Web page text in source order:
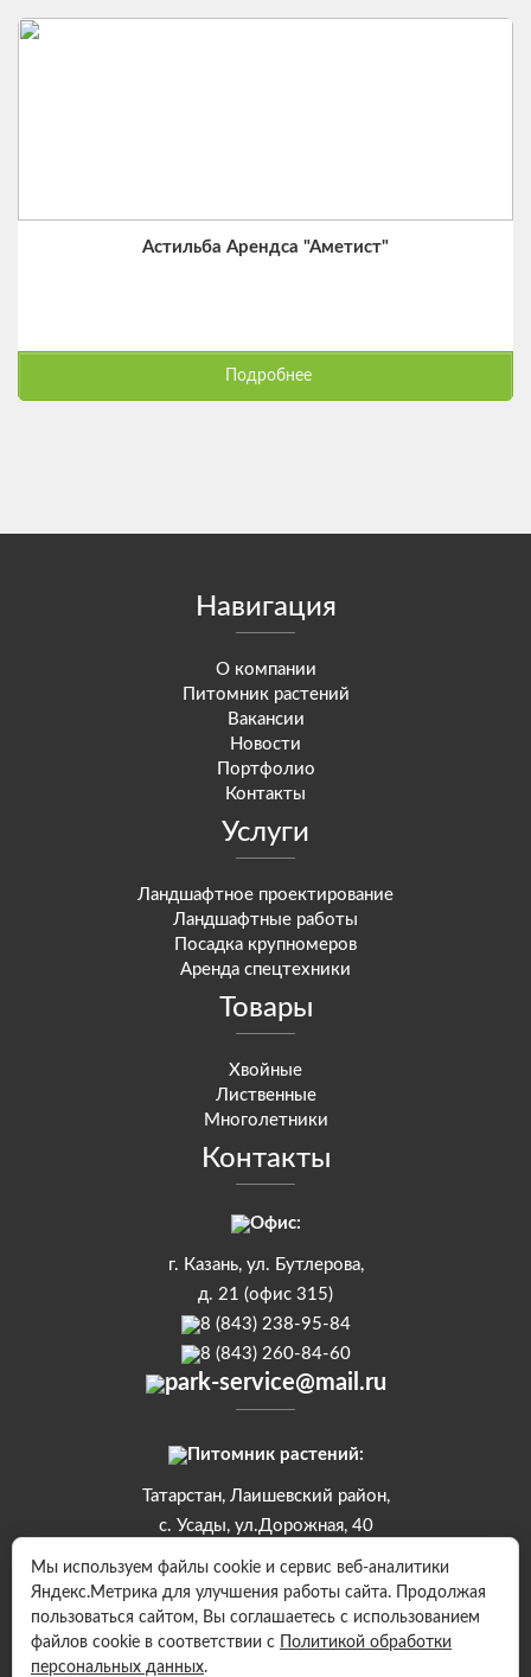
Астильба Арендса "Аметист"
Подробнее
Навигация
О компании
Питомник растений
Вакансии
Новости
Портфолио
Контакты
Услуги
Ландшафтное проектирование
Ландшафтные работы
Посадка крупномеров
Аренда спецтехники
Товары
Хвойные
Лиственные
Многолетники
Контакты
Офис:
г. Казань, ул. Бутлерова,
д. 21 (офис 315)
8 (843) 238-95-84
8 (843) 260-84-60
park-service@mail.ru
Питомник растений:
Татарстан, Лаишевский район,
с. Усады, ул.Дорожная, 40
8 (843) 250-10-90
1997 - 2025 © ООО “ПАРК-СЕРВИС”
Правила обработки персональных данных
Мы используем файлы cookie и сервис веб-аналитики
Яндекс.Метрика для улучшения работы сайта. Продолжая
пользоваться сайтом, Вы соглашаетесь с использованием
файлов cookie в соответствии с
Политикой обработки
персональных данных.